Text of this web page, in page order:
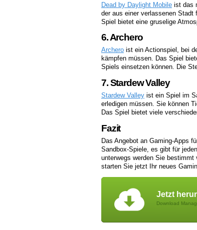
Dead by Daylight Mobile ist das
der aus einer verlassenen Stadt
Spiel bietet eine gruselige
6. Archero
Archero ist ein Actionspiel, bei
kämpfen müssen. Das Spiel
Spiels einsetzen können. Die
7. Stardew Valley
Stardew Valley ist ein Spiel im
erledigen müssen. Sie können
Das Spiel bietet viele
Fazit
Das Angebot an Gaming-Apps
Sandbox-Spiele, es gibt für
unterwegs werden Sie
starten Sie jetzt Ihr neues
Jetzt
Download